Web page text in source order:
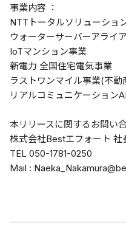
事業内容 ：
NTTトータルソリューショ
ウォーターサーバーアライ
IoTマンション事業
新電力 全国住宅電気事業
ラストワンマイル事業(不動
リアルコミュニケーション
本リリースに関するお問い
株式会社Bestエフォート 社
TEL 050-1781-0250
Mail :